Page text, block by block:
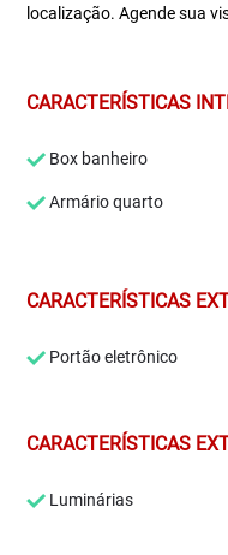
localização. Agende sua
CARACTERÍSTICAS
Box banheiro
Armário quarto
CARACTERÍSTICAS
Portão eletrônico
CARACTERÍSTICAS
Luminárias